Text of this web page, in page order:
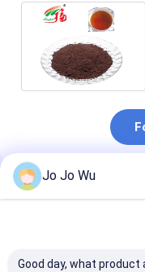
Empfohlene
Jo Jo Wu
Good day, what product